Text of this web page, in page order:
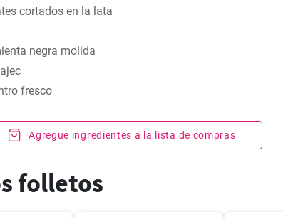
cortados en la lata
negra molida
fresco
Agregue ingredientes a la lista de compras
folletos